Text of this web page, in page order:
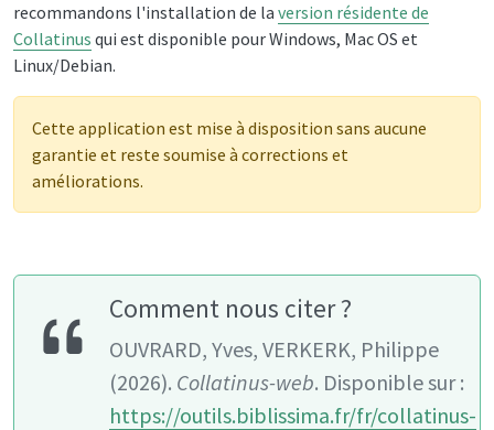
recommandons l'installation de la version résidente de
Collatinus qui est disponible pour Windows, Mac OS et
Linux/Debian.
Cette application est mise à disposition sans aucune
garantie et reste soumise à corrections et
améliorations.
Comment nous citer ?
OUVRARD, Yves, VERKERK, Philippe
(2026). Collatinus-web. Disponible sur :
https://outils.biblissima.fr/fr/collatinus-